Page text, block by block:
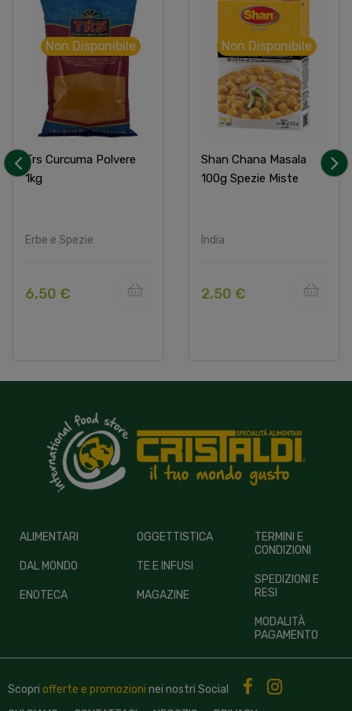
Trs Curcuma Polvere
1kg
Erbe e Spezie
Non Disponibile
6,50 €
Shan Chana Masala
100g Spezie Miste
India
Non Disponibile
2,50 €
ALIMENTARI
DAL MONDO
ENOTECA
OGGETTISTICA
TE E INFUSI
MAGAZINE
TERMINI E
CONDIZIONI
SPEDIZIONI E
RESI
MODALITÀ
PAGAMENTO
Scopri offerte e promozioni nei nostri Social